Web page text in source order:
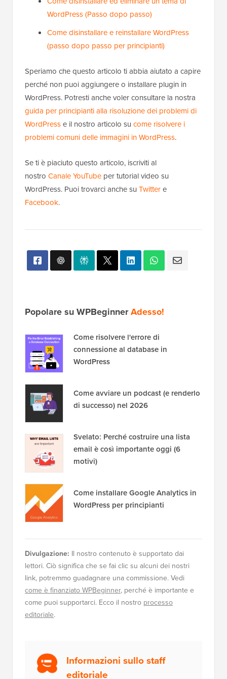
WordPress (Passo dopo passo)
Come disinstallare e reinstallare WordPress
(passo dopo passo per principianti)
Speriamo che questo articolo ti abbia aiutato a capire
perché non puoi aggiungere o installare plugin in
WordPress. Potresti anche voler consultare la nostra
guida per principianti alla risoluzione dei problemi di
WordPresse il nostro articolo su come risolvere i
problemi comuni delle immagini in WordPress.
Se ti è piaciuto questo articolo, iscriviti al
nostro Canale YouTube per tutorial video su
WordPress. Puoi trovarci anche su Twittere
Facebook.
Popolare su WPBeginnerAdesso!
Come risolvere l'errore di
connessione al database in
WordPress
Come avviare un podcast (e renderlo
di successo) nel 2026
Svelato: Perché costruire una lista
email è così importante oggi (6
motivi)
Come installare Google Analytics in
WordPress per principianti
Divulgazione: Il nostro contenuto è supportato dai
lettori. Ciò significa che se fai clic su alcuni dei nostri
link, potremmo guadagnare una commissione. Vedi
come è finanziato WPBeginner, perché è importante e
come puoi supportarci. Ecco il nostro processo
editoriale.
Informazioni sullo staff
editoriale